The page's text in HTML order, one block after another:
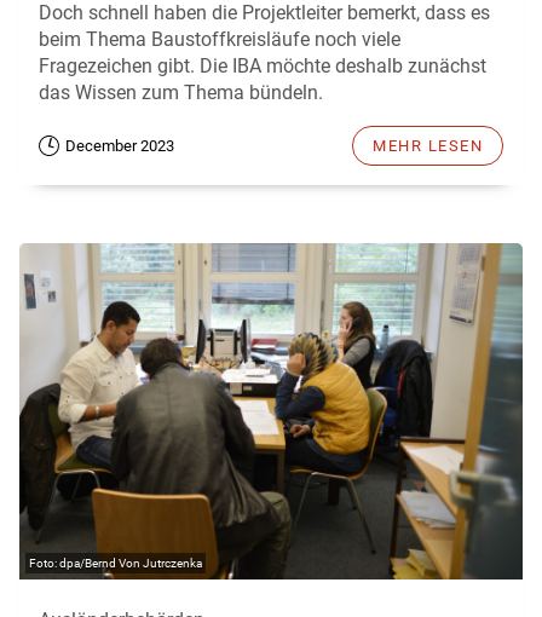
Doch schnell haben die Projektleiter bemerkt, dass es
beim Thema Baustoffkreisläufe noch viele
Fragezeichen gibt. Die IBA möchte deshalb zunächst
das Wissen zum Thema bündeln.
December 2023 MEHR LESEN
dpa/Bernd Von Jutrczenka